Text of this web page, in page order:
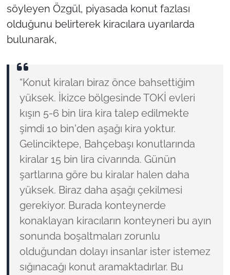
söyleyen Özgül, piyasada konut fazlası
olduğunu belirterek kiracılara uyarılarda
bulunarak,
“Konut kiraları biraz önce bahsettiğim
yüksek. İkizce bölgesinde TOKİ evleri
kışın 5-6 bin lira kira talep edilmekte
şimdi 10 bin'den aşağı kira yoktur.
Gelinciktepe, Bahçebaşı konutlarında
kiralar 15 bin lira civarında. Günün
şartlarına göre bu kiralar halen daha
yüksek. Biraz daha aşağı çekilmesi
gerekiyor. Burada konteynerde
konaklayan kiracıların konteyneri bu ayın
sonunda boşaltmaları zorunlu
olduğundan dolayı insanlar ister istemez
sığınacağı konut aramaktadırlar. Bu